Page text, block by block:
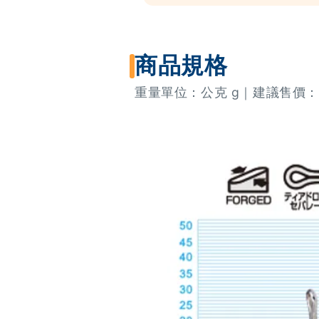
商品規格
重量單位：公克 g｜建議售價